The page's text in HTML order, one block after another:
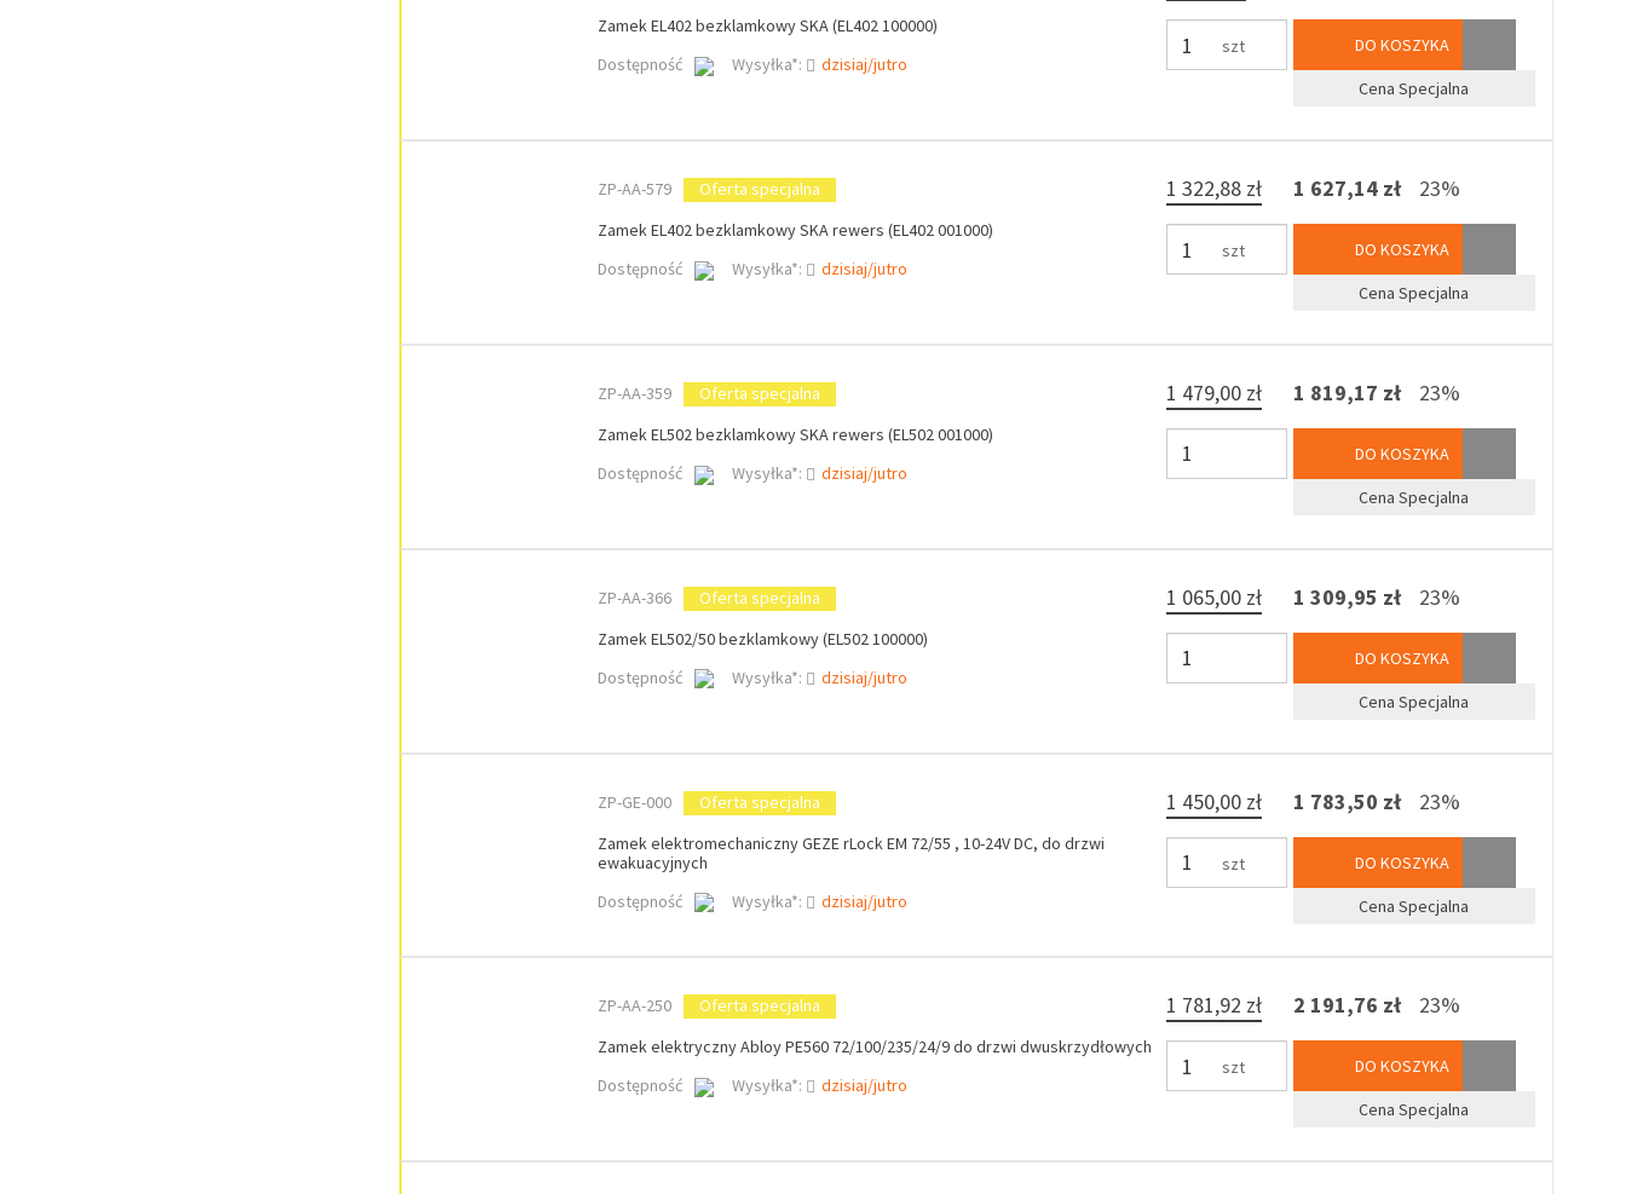
Zamek EL402 bezklamkowy SKA (EL402 100000)
Dostępność
Wysyłka*: dzisiaj/jutro
szt
DO KOSZYKA
Cena Specjalna
ZP-AA-579
Oferta specjalna
Zamek EL402 bezklamkowy SKA rewers (EL402 001000)
Dostępność
Wysyłka*: dzisiaj/jutro
1 322,88 zł
szt
1 627,14 zł 23%
DO KOSZYKA
Cena Specjalna
ZP-AA-359
Oferta specjalna
Zamek EL502 bezklamkowy SKA rewers (EL502 001000)
Dostępność
Wysyłka*: dzisiaj/jutro
1 479,00 zł 1 819,17 zł 23%
DO KOSZYKA
Cena Specjalna
ZP-AA-366
Oferta specjalna
Zamek EL502/50 bezklamkowy (EL502 100000)
Dostępność
Wysyłka*: dzisiaj/jutro
1 065,00 zł 1 309,95 zł 23%
DO KOSZYKA
Cena Specjalna
ZP-GE-000
Oferta specjalna
Zamek elektromechaniczny GEZE rLock EM 72/55 , 10-24V DC, do drzwi
ewakuacyjnych
Dostępność
Wysyłka*: dzisiaj/jutro
1 450,00 zł
szt
1 783,50 zł 23%
DO KOSZYKA
Cena Specjalna
ZP-AA-250
Oferta specjalna
Zamek elektryczny Abloy PE560 72/100/235/24/9 do drzwi dwuskrzydłowych
Dostępność
Wysyłka*: dzisiaj/jutro
1 781,92 zł
szt
2 191,76 zł 23%
DO KOSZYKA
Cena Specjalna